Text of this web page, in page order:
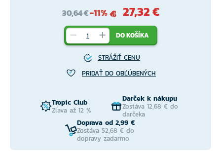
30,64 €-11% 27,32 €
DO KOŠÍKA
STRÁŽIŤ CENU
PRIDAŤ DO OBĽÚBENÝCH
Tropic Club
Zľava až 12 %
Darček k nákupu
Zostáva 12,68 € do
darčeka
Doprava od 2,99 €
Zostáva 52,68 € do
dopravy zadarmo